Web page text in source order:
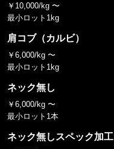
￥10,000/kg 〜
最小ロット1kg
肩コブ（カルビ）
￥6,000/kg 〜
最小ロット1kg
ネック無し
￥6,000/kg 〜
最小ロット1本
ネック無しスペック加工